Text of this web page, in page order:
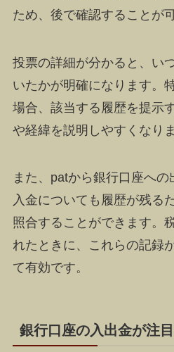
ため、後で確認することが
投票の詳細が分かると、い
いたかが明確になります。
場合、該当する履歴を提示
や経緯を説明しやすくなりま
また、patから銀行口座へ
入金についても履歴が残る
照合することができます。
れたときに、これらの記録
て有効です。
銀行口座の入出金が注